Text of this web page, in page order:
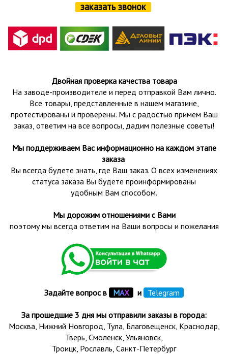
заказать звонок
Двойная проверка качества товара
На заводе-производителе и перед отправкой Вам лично.
Все товары, представленные в нашем магазине,
протестированы и проверены. Мы с радостью примем Ваш
заказ, ответим на все вопросы, дадим полезные советы!
Мы поддерживаем Вас информационно на каждом этапе
заказа
Вы всегда будете знать, где Ваш заказ. О всех изменениях
статуса заказа Вы будете проинформированы
удобным Вам способом.
Мы дорожим отношениями с Вами
поэтому мы всегда ответим на Ваши вопросы и пожелания
Задайте вопрос в МАХ и Telegram
За прошедшие 3 дня мы отправили заказы в города:
Москва, Нижний Новгород, Тула, Благовещенск, Краснодар,
Тверь Смоленск Ульяновск
Троицк, Рославль , Санкт-Петербург